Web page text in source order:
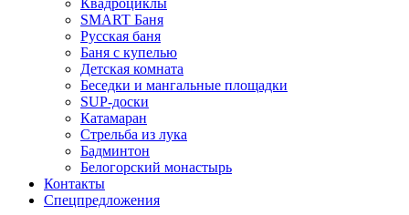
Квадроциклы
SMART Баня
Русская баня
Баня с купелью
Детская комната
Беседки и мангальные площадки
SUP-доски
Катамаран
Стрельба из лука
Бадминтон
Белогорский монастырь
Контакты
Спецпредложения